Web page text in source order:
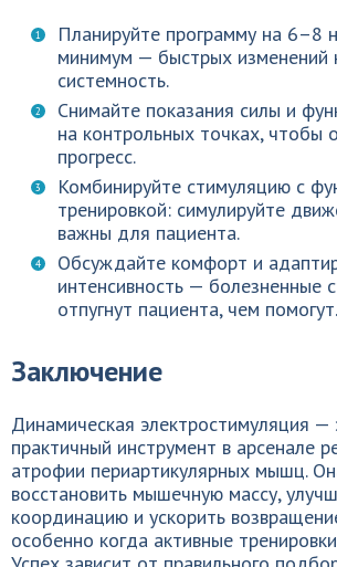
Планируйте программу на 6–8
минимум — быстрых изменений
системность.
Снимайте показания силы и
на контрольных точках, чтобы
прогресс.
Комбинируйте стимуляцию с
тренировкой: симулируйте
важны для пациента.
Обсуждайте комфорт и
интенсивность — болезненные
отпугнут пациента, чем помогут.
Заключение
Динамическая электростимуляция
практичный инструмент в арсенале
атрофии периартикулярных мышц.
восстановить мышечную массу,
координацию и ускорить
особенно когда активные